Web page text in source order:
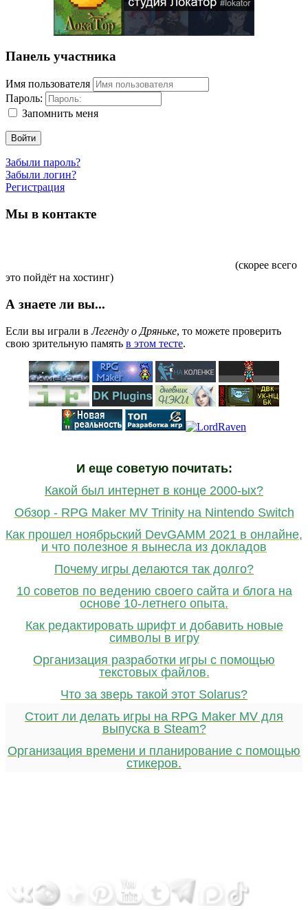
Панель участника
Имя пользователя
Пароль:
Запомнить меня
Войти
Забыли пароль?
Забыли логин?
Регистрация
Мы в контакте
(скорее всего
это пойдёт на хостинг)
А знаете ли вы...
Если вы играли вЛегенду о Дряньке, то можете проверить
свою зрительную память в этом тесте.
И еще советую почитать:
Какой был интернет в конце 2000-ых?
Обзор - RPG Maker MV Trinity на Nintendo Switch
Как прошел ноябрьский DevGAMM 2021 в онлайне,
и что полезное я вынесла из докладов
Почему игры делаются так долго?
10 советов по ведению своего сайта и блога на
основе 10-летнего опыта.
Как редактировать шрифт и добавить новые
символы в игру
Организация разработки игры с помощью
текстовых файлов.
Что за зверь такой этот Solarus?
Стоит ли делать игры на RPG Maker MV для
выпуска в Steam?
Организация времени и планирование с помощью
стикеров.